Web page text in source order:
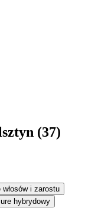
(37)
i zarostu
hybrydowy